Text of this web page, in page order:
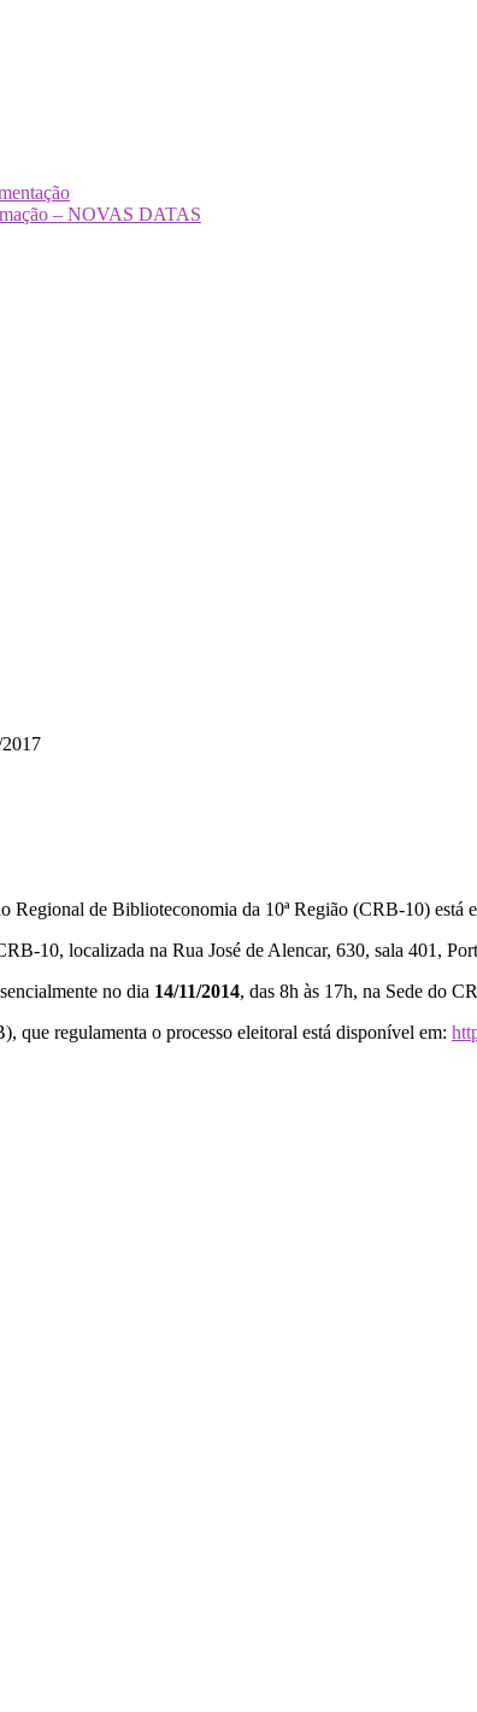
– NOVAS DATAS
de Biblioteconomia da 10ª Região (CRB-10) está
10, localizada na Rua José de Alencar, 630, sala 401,
no dia 14/11/2014, das 8h às 17h, na Sede do
regulamenta o processo eleitoral está disponível em: